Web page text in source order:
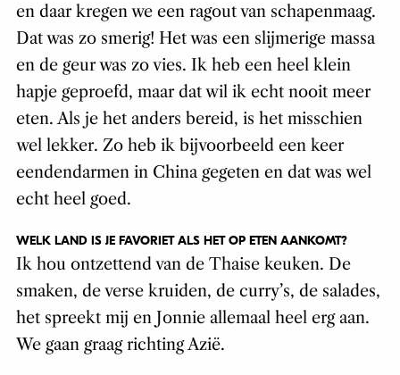
en daar kregen we een ragout van schapenmaag.
Dat was zo smerig! Het was een slijmerige massa
en de geur was zo vies. Ik heb een heel klein
hapje geproefd, maar dat wil ik echt nooit meer
eten. Als je het anders bereid, is het misschien
wel lekker. Zo heb ik bijvoorbeeld een keer
eendendarmen in China gegeten en dat was wel
echt heel goed.
WELK LAND IS JE FAVORIET ALS HET OP ETEN AANKOMT?
Ik hou ontzettend van de Thaise keuken. De
smaken, de verse kruiden, de curry’s, de salades,
het spreekt mij en Jonnie allemaal heel erg aan.
We gaan graag richting Azië.